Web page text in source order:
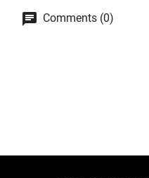
Comments (0)